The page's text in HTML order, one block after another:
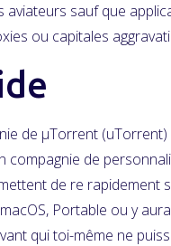
aviateurs sauf que
ou capitales
de µTorrent
compagnie de
de re
Portable ou y
qui toi-même ne